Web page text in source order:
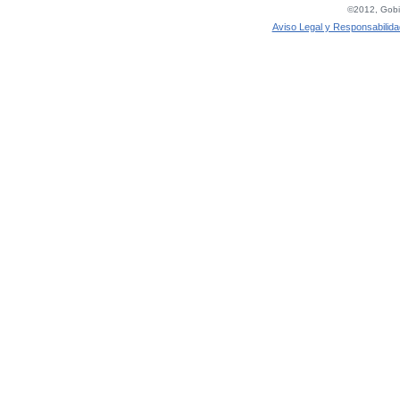
©2012,
Aviso Legal y